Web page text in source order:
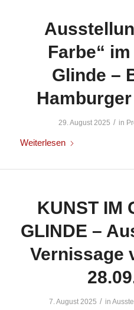
Farbe“
Glinde –
29. August 2025 / in
Weiterlesen
KUNST IM
GLINDE –
Vernissage
7. August 2025 / in